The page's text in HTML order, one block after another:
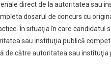
direct de la autoritatea sau
dosarul de concurs cu
În situaţia în care
sau instituţia publică
de către autoritatea sau